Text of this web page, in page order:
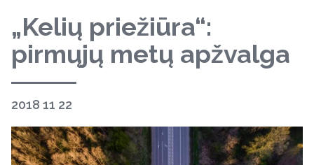
„Kelių priežiūra“:
pirmųjų metų apžvalga
2018 11 22